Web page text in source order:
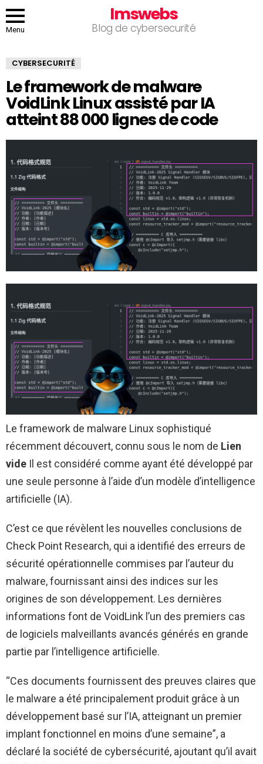
Menu
Imswebs
Blog de cybersecurité
CYBERSECURITÉ
Le framework de malware
VoidLink Linux assisté par IA
atteint 88 000 lignes de code
Le framework de malware Linux sophistiqué
récemment découvert, connu sous le nom de Lien
vide Il est considéré comme ayant été développé par
une seule personne à l’aide d’un modèle d’intelligence
artificielle (IA).
C’est ce que révèlent les nouvelles conclusions de
Check Point Research, qui a identifié des erreurs de
sécurité opérationnelle commises par l’auteur du
malware, fournissant ainsi des indices sur les
origines de son développement. Les dernières
informations font de VoidLink l’un des premiers cas
de logiciels malveillants avancés générés en grande
partie par l’intelligence artificielle.
“Ces documents fournissent des preuves claires que
le malware a été principalement produit grâce à un
développement basé sur l’IA, atteignant un premier
implant fonctionnel en moins d’une semaine”, a
déclaré la société de cybersécurité, ajoutant qu’il avait